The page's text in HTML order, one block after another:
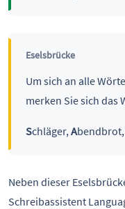
Eselsbrücke
Um sich an alle
merken Sie sich das
Schläger,Abendbrot,
Neben dieser
Schreibassistent